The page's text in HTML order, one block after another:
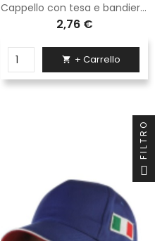
Cappello con tesa e bandierina a lato Logica giallo
2,76 €
 + Carrello
FILTRO